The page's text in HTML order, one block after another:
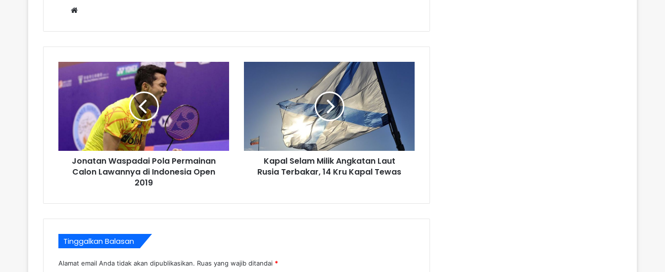
Jonatan Waspadai Pola Permainan
Calon Lawannya di Indonesia Open
2019
Kapal Selam Milik Angkatan Laut
Rusia Terbakar, 14 Kru Kapal Tewas
Tinggalkan Balasan
Alamat email Anda tidak akan dipublikasikan. Ruas yang wajib ditandai *